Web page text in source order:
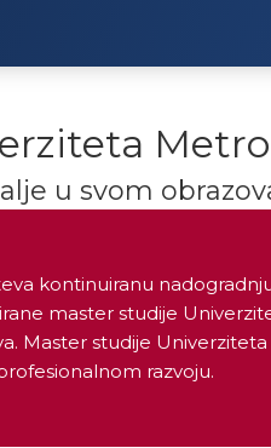
u svom
kontinuiranu
master studije
Master studije
razvoju.